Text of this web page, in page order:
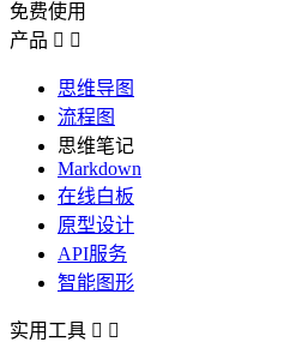
免费使用
产品  
思维导图
流程图
思维笔记
Markdown
在线白板
原型设计
API服务
智能图形
实用工具  